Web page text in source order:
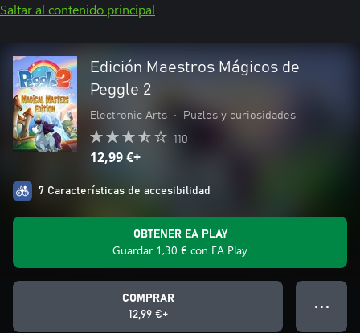
Saltar al contenido principal
Edición Maestros Mágicos de
Peggle 2
Electronic Arts • Puzles y curiosidades
110
12,99 €+
7 Características de accesibilidad
OBTENER EA PLAY
Guardar 1,30 € con EA Play
COMPRAR
12,99 €+
● ● ●